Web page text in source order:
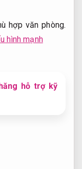
hợp văn phòng.
hình mạnh
hỗ trợ kỹ